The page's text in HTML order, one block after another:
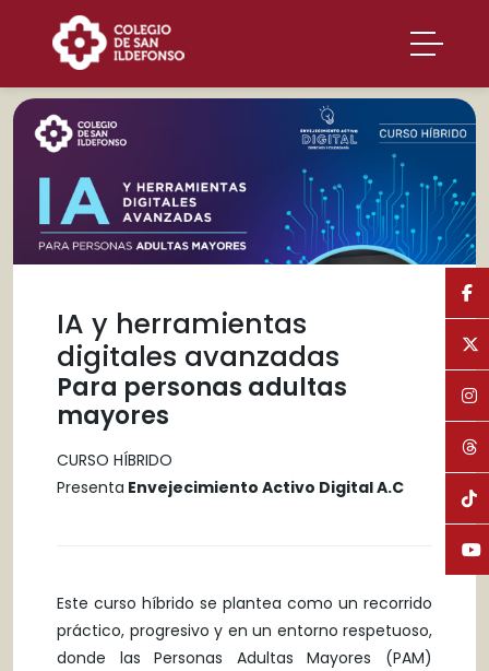
IA y herramientas
digitales avanzadas
Para personas adultas
mayores
CURSO HÍBRIDO
Presenta Envejecimiento Activo Digital A.C
Este curso híbrido se plantea como un recorrido
práctico, progresivo y en un entorno respetuoso,
donde las Personas Adultas Mayores (PAM)